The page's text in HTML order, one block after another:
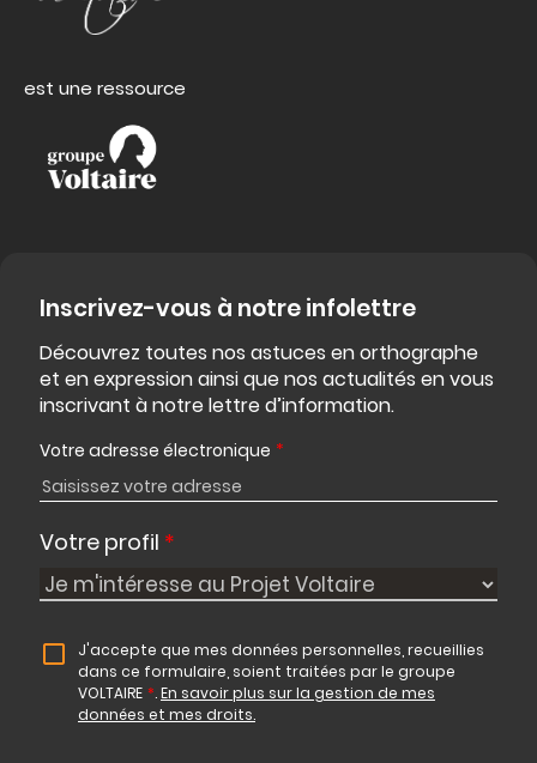
est une ressource
Inscrivez-vous à notre infolettre
Découvrez toutes nos astuces en orthographe
et en expression ainsi que nos actualités en vous
inscrivant à notre lettre d’information.
Votre adresse électronique *
Votre profil *
J'accepte que mes données personnelles, recueillies
dans ce formulaire, soient traitées par le groupe
VOLTAIRE *.En savoir plus sur la gestion de mes
données et mes droits.